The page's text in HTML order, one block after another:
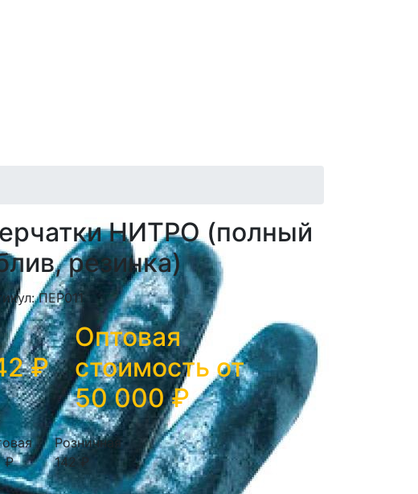
НИТРО (полный
резинка)
ПЕР011
₽
Оптовая
стоимость от
50 000₽
₽
Розничная
142 ₽